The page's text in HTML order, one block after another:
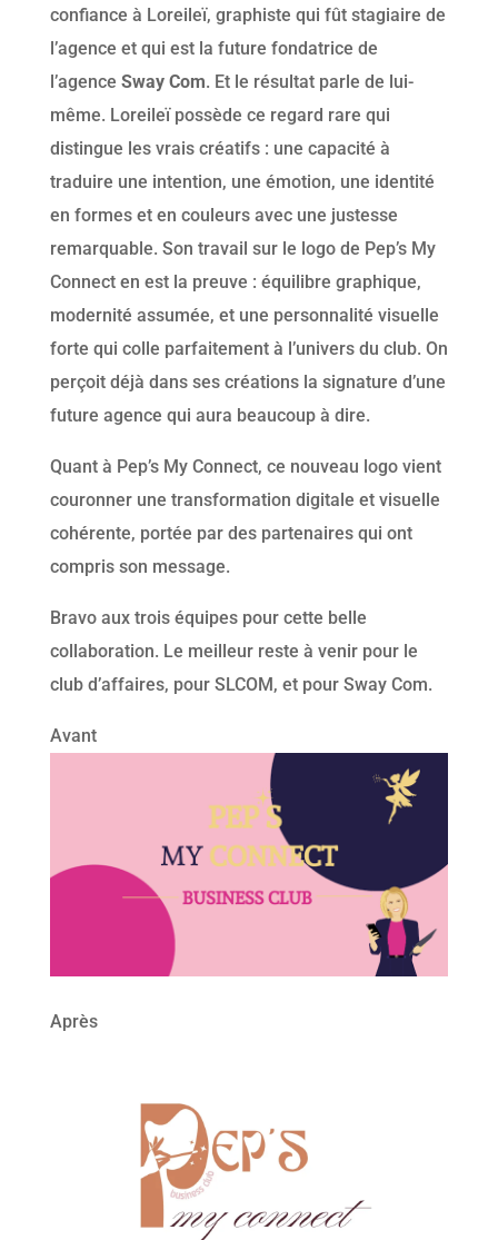
confiance à Loreileï, graphiste qui fût stagiaire de
l’agence et qui est la future fondatrice de
l’agence Sway Com. Et le résultat parle de lui-
même. Loreileï possède ce regard rare qui
distingue les vrais créatifs : une capacité à
traduire une intention, une émotion, une identité
en formes et en couleurs avec une justesse
remarquable. Son travail sur le logo de Pep’s My
Connect en est la preuve : équilibre graphique,
modernité assumée, et une personnalité visuelle
forte qui colle parfaitement à l’univers du club. On
perçoit déjà dans ses créations la signature d’une
future agence qui aura beaucoup à dire.
Quant à Pep’s My Connect, ce nouveau logo vient
couronner une transformation digitale et visuelle
cohérente, portée par des partenaires qui ont
compris son message.
Bravo aux trois équipes pour cette belle
collaboration. Le meilleur reste à venir pour le
club d’affaires, pour SLCOM, et pour Sway Com.
Avant
Après